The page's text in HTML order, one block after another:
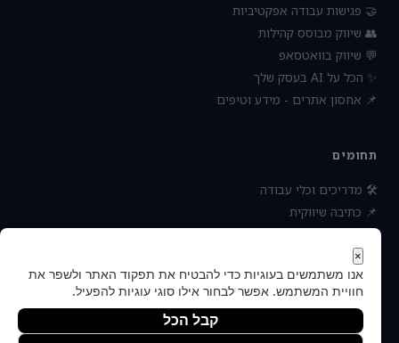
🤝 פגישות עבודה אפקטיביות
👥 שיווק מבוסס קהילות
💬 שיווק בוואטסאפ
✨ הכל על AI בעסק שלך
📌 אחסון אתרים - מידע וטיפים
תחומים
🛠 מדריכים וכלי עבודה
📌 כתיבה שיווקית
📌 socialbee מפלצת המדיה
📌 נטוורקינג וקשרים עסקיים
📌 חדשות כלכלה ועסקים
×
אנו משתמשים בעוגיות כדי להבטיח את תפקוד האתר ולשפר את
חוויית המשתמש. אפשר לבחור אילו סוגי עוגיות להפעיל.
קבל הכל